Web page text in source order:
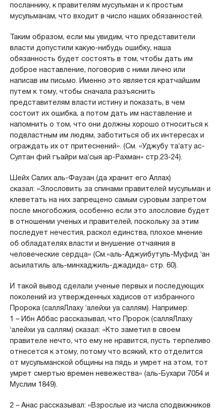
посланнику, к правителям мусульман и к простым
мусульманам, что входит в число наших обязанностей.
Таким образом, если мы увидим, что представители
власти допустили какую-нибудь ошибку, наша
обязанность будет состоять в том, чтобы дать им
доброе наставление, поговорив с ними лично или
написав им письмо. Именно это является кратчайшим
путем к тому, чтобы сначала разъяснить
представителям власти истину и показать, в чем
состоит их ошибка, а потом дать им наставление и
напомнить о том, что они должны хорошо относиться к
подвластным им людям, заботиться об их интересах и
ограждать их от притеснений». (См. «Уджубу та’ату ас-
Султан фий гъайри ма’сыя ар-Рахман» стр.23-24).
Шейх Салих аль-Фаузан (да хранит его Аллах)
сказал: «Злословить за спинами правителей мусульман и
клеветать на них запрещено самым суровым запретом
после многобожия, особенно если это злословие будет
в отношении ученых и правителей, поскольку за этим
последует нечестия, раскол единства, плохое мнение
об обладателях власти и внушение отчаяния в
человеческие сердца» (См.«аль-Аджуибутуль-Муфид ‘ан
асьилатиль аль-минхаджиль-джадида» стр. 60).
И такой вывод сделали ученые первых и последующих
поколений из утвержденных хадисов от избранного
Пророка (салляЛлаху ‘алейхи уа саллям). Например:
1 – Ибн Аббас рассказывал, что Пророк (салляЛлаху
‘алейхи уа саллям) сказал: «Кто заметил в своем
правителе нечто, что ему не нравится, пусть терпеливо
отнесется к этому, потому что всякий, кто отделится
от мусульманской общины на пядь и умрет на этом, тот
умрет смертью времен невежества» (аль-Бухари 7054 и
Муслим 1849).
2 – Анас рассказывал: «Взрослые из числа сподвижников